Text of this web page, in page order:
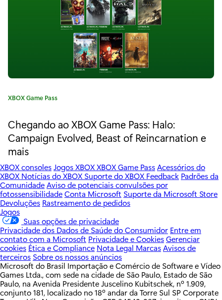
q
u
e
s
e
c
n
t
r
n
o
c
o
C
e
g
o
i
a
:
XBOX Game Pass
Chegando ao XBOX Game Pass: Halo:
Campaign Evolved, Beast of Reincarnation e
mais
XBOX consolesJogos XBOXXBOX Game PassAcessórios do
XBOX Notícias do XBOX Suporte do XBOX Feedback Padrões da
ComunidadeAviso de potenciais convulsões por
fotossensibilidadeConta Microsoft Suporte da Microsoft Store
Devoluções Rastreamento de pedidos
Jogos
Suas opções de privacidade
Privacidade dos Dados de Saúde do Consumidor Entre em
contato com a Microsoft Privacidade e CookiesGerenciar
cookies Ética e Compliance Nota Legal MarcasAvisos de
terceiros Sobre os nossos anúncios
Microsoft do Brasil Importação e Comércio de Software e Vídeo
Games Ltda., com sede na cidade de São Paulo, Estado de São
Paulo, na Avenida Presidente Juscelino Kubitschek, nº 1.909,
conjunto 181, localizado no 18º andar da Torre Sul SP Corporate